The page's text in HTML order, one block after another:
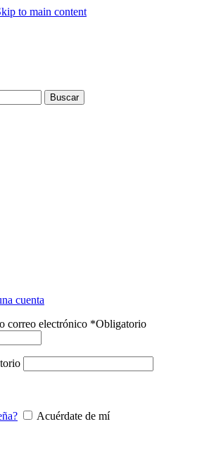
to main content
Buscar
cuenta
correo electrónico *Obligatorio
Acuérdate de mí